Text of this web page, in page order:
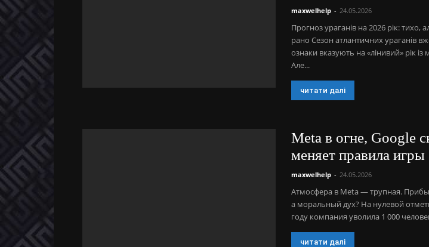
maxwelhelp - 24.05.2026
Прогноз ураганів на 2026 рік: тихо,
рано Сезон атлантичних ураганів
ознаки вказують на «лінивий» рік
Але...
читати далі
Meta в огне, Google
меняет правила игры
maxwelhelp - 24.05.2026
Атмосфера в Meta — трупная.
а моральный дух? На нулевой
году компания уволила 1 000
читати далі